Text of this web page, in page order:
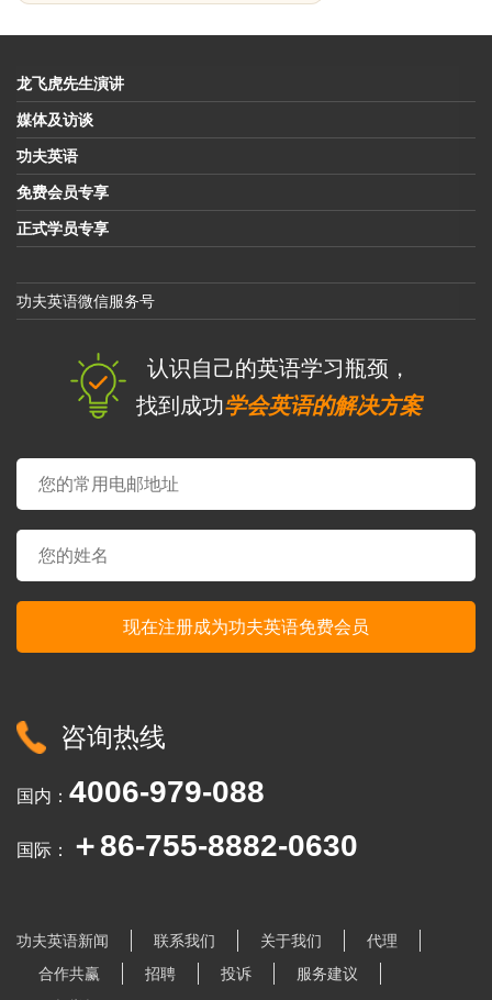
龙飞虎先生演讲
媒体及访谈
功夫英语
免费会员专享
正式学员专享
功夫英语微信服务号
认识自己的英语学习瓶颈，
找到成功学会英语的解决方案
咨询热线
国内： 4006-979-088
国际： ＋86-755-8882-0630
功夫英语新闻 联系我们 关于我们
代理
合作共赢
招聘 投诉
服务建议